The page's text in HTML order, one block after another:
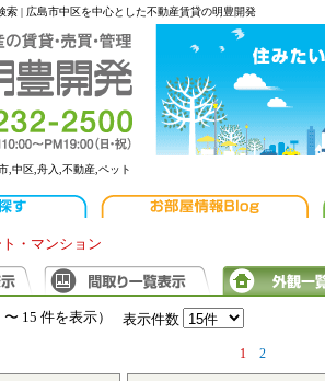
索 | 広島市中区を中心とした不動産賃貸の明豊開発
,中区,舟入,不動産,ペット
・マンション
15 件を表示） 表示件数
1 2